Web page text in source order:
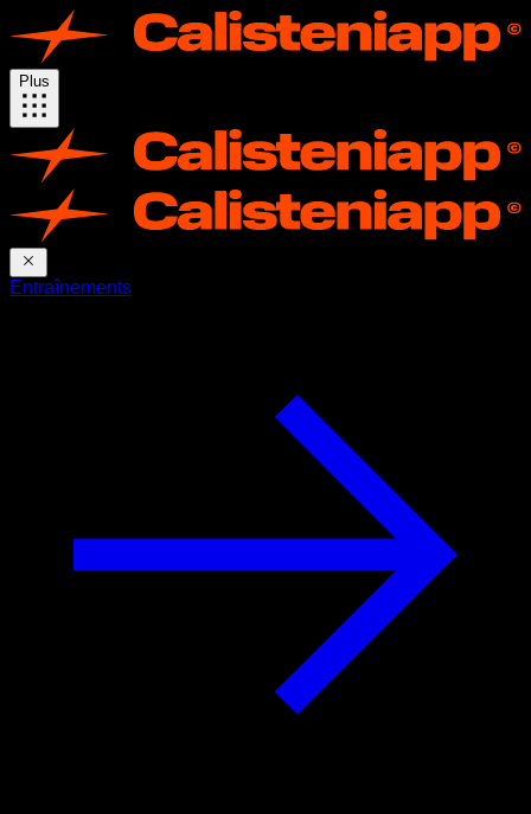
Plus
Entraînements